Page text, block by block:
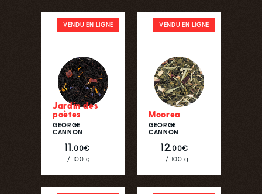
VENDU EN LIGNE
Jardin des
poètes
GEORGE
CANNON
11.00€
/ 100 g
VENDU EN LIGNE
Moorea
GEORGE
CANNON
12.00€
/ 100 g